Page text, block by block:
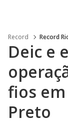
Record Record
Deic e
fios em
Preto